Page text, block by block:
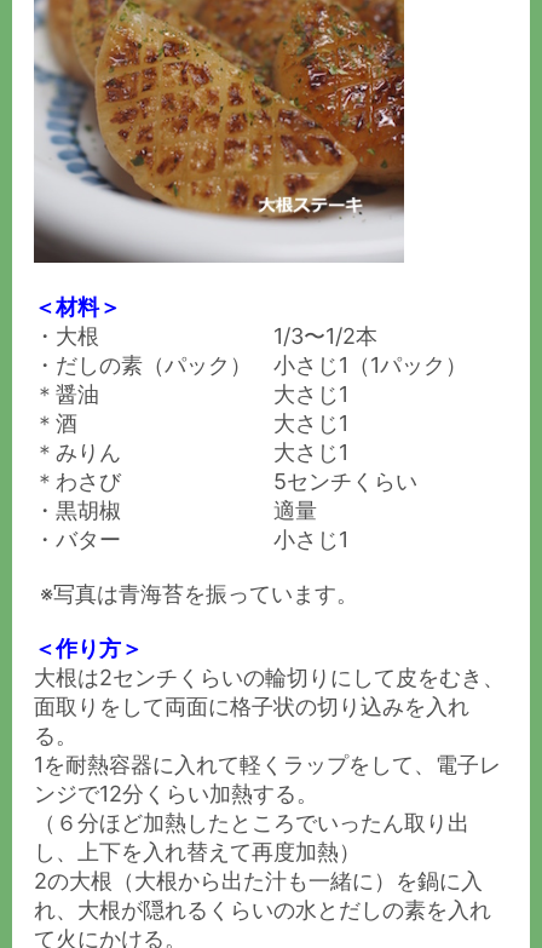
＜材料＞
・大根 1/3〜1/2本
・だしの素（パック） 小さじ1（1パック）
＊醤油 大さじ1
＊酒 大さじ1
＊みりん 大さじ1
＊わさび 5センチくらい
・黒胡椒 適量
・バター 小さじ1
※写真は青海苔を振っています。
＜作り方＞
大根は2センチくらいの輪切りにして皮をむき、
面取りをして両面に格子状の切り込みを入れ
る。
1を耐熱容器に入れて軽くラップをして、電子レ
ンジで12分くらい加熱する。
（６分ほど加熱したところでいったん取り出
し、上下を入れ替えて再度加熱）
2の大根（大根から出た汁も一緒に）を鍋に入
れ、大根が隠れるくらいの水とだしの素を入れ
て火にかける。